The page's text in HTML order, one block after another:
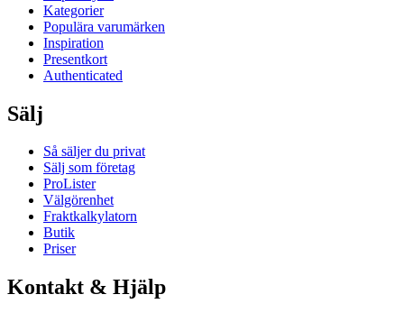
Kategorier
Populära varumärken
Inspiration
Presentkort
Authenticated
Sälj
Så säljer du privat
Sälj som företag
ProLister
Välgörenhet
Fraktkalkylatorn
Butik
Priser
Kontakt & Hjälp